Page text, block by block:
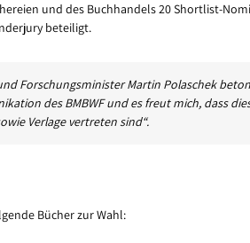
und des Buchhandels 20 Shortlist-
beteiligt.
Forschungsminister Martin Polaschek
des BMBWF und es freut mich, dass
Verlage vertreten sind“.
Bücher zur Wahl: